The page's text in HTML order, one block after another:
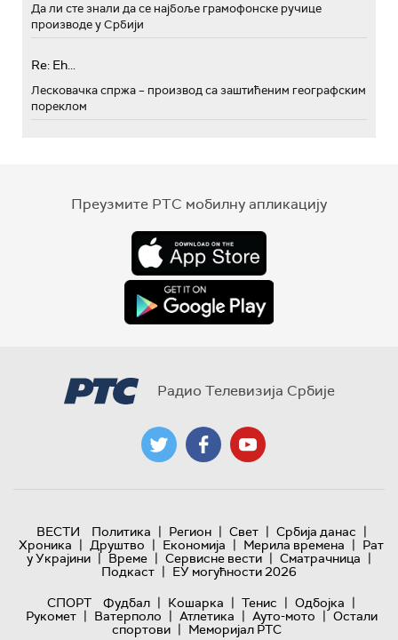
Да ли сте знали да се најбоље грамофонске ручице
производе у Србији
Re: Eh...
Лесковачка спржа – производ са заштићеним географским
пореклом
Преузмите РТС мобилну апликацију
Радио Телевизија Србије
ВЕСТИ Политика | Регион | Свет | Србија данас |
Хроника | Друштво | Економија | Мерила времена | Рат
у Украјини | Време | Сервисне вести | Сматрачница |
Подкаст | ЕУ могућности 2026
СПОРТ
Фудбал | Кошарка | Тенис | Одбојка |
Рукомет | Ватерполо | Атлетика | Ауто-мото | Остали
спортови | Меморијал РТС